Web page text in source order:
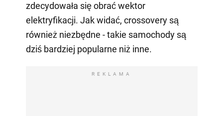
zdecydowała się obrać wektor
elektryfikacji. Jak widać, crossovery są
również niezbędne - takie samochody są
dziś bardziej popularne niż inne.
REKLAMA